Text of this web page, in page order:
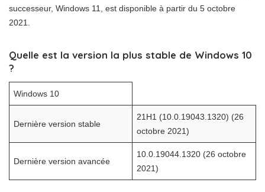
successeur, Windows 11, est disponible à partir du 5 octobre
2021.
Quelle est la version la plus stable de Windows 10
?
Windows 10
Dernière version stable
21H1 (10.0.19043.1320) (26
octobre 2021)
Dernière version avancée
10.0.19044.1320 (26 octobre
2021)